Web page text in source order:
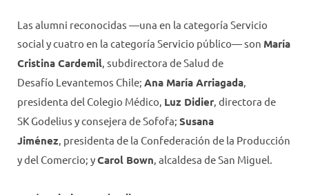
Las alumni reconocidas —una en la categoría Servicio
social y cuatro en la categoría Servicio público— son María
Cristina Cardemil, subdirectora de Salud de
Desafío Levantemos Chile; Ana María Arriagada,
presidenta del Colegio Médico, Luz Didier, directora de
SK Godelius y consejera de Sofofa; Susana
Jiménez, presidenta de la Confederación de la Producción
y del Comercio; yCarol Bown, alcaldesa de San Miguel.